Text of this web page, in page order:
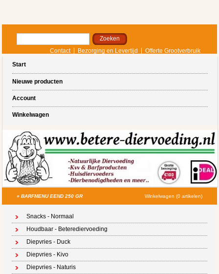
Contact Bezorging en Levertijd
Offerte Grootverbruik
Start
Nieuwe producten
Account
Winkelwagen
»BARFMENU EEND 250 GR Winkelwagen (0 artikelen)
Snacks - Normaal
Houdbaar - Beterediervoeding
Diepvries - Duck
Diepvries - Kivo
Diepvries - Naturis